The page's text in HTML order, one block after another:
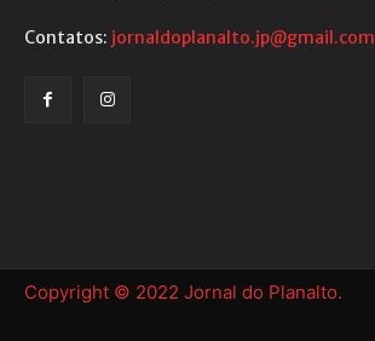
Contatos: jornaldoplanalto.jp@gmail.com
Copyright © 2022 Jornal do Planalto.